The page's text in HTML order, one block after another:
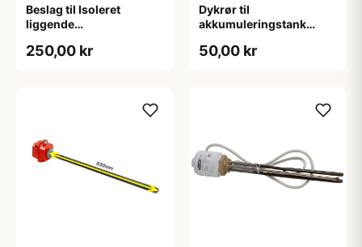
Beslag til Isoleret
liggende
250,00 kr
Dykrør til
akkumuleringstank
50,00 kr